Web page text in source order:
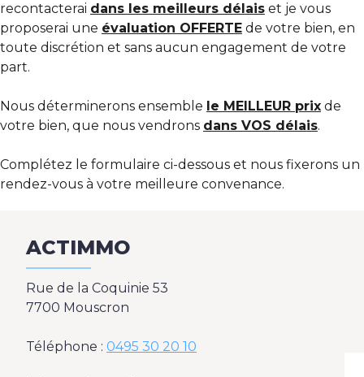
Contact
Blog
recontacterai dans les meilleurs délais et je vous
proposerai une évaluation OFFERTE de votre bien, en
toute discrétion et sans aucun engagement de votre
part.
Nous déterminerons ensemble le MEILLEUR prix de
votre bien, que nous vendrons dans VOS délais.
Complétez le formulaire ci-dessous et nous fixerons un
rendez-vous à votre meilleure convenance.
ACTIMMO
Rue de la Coquinie 53
7700 Mouscron
Téléphone : 0495 30 20 10